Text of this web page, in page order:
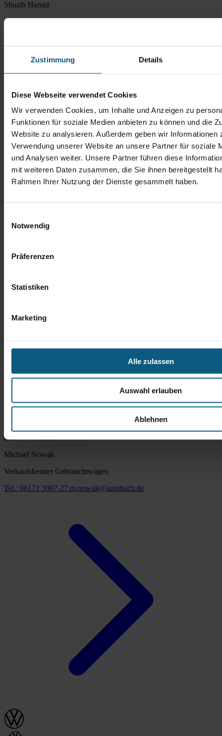
Zustimmung Details
Diese Webseite verwendet Cookies
Wir verwenden Cookies, um Inhalte und Anzeigen zu
Funktionen für soziale Medien anbieten zu können und die
Website zu analysieren. Außerdem geben wir Informationen
Verwendung unserer Website an unsere Partner für soziale
und Analysen weiter. Unsere Partner führen diese
mit weiteren Daten zusammen, die Sie ihnen bereitgestellt
Rahmen Ihrer Nutzung der Dienste gesammelt haben.
Notwendig
Präferenzen
Statistiken
Marketing
Alle zulassen
Auswahl erlauben
Ablehnen
Shuaib Hamid
Verkaufsberater Gebrauchtwagen
Michael Nowak
Verkaufsberater Gebrauchtwagen
Tel.: 06172 3087-27 m.nowak@autobach.de